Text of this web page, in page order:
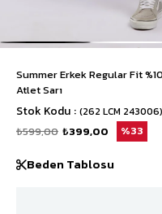
Summer Erkek Regular Fit
Atlet Sarı
Stok Kodu (262 LCM 243006)
₺599,00 ₺399,00 33
Beden Tablosu